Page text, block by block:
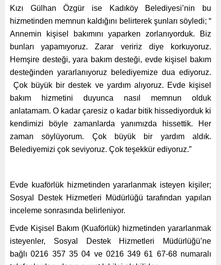
Kızı Gülhan Özgür ise Kadıköy Belediyesi’nin bu
hizmetinden memnun kaldığını belirterek şunları söyledi; “
Annemin kişisel bakımını yaparken zorlanıyorduk. Biz
bunları yapamıyoruz. Zarar veririz diye korkuyoruz.
Hemşire desteği, yara bakım desteği, evde kişisel bakım
desteğinden yararlanıyoruz belediyemize dua ediyoruz.
Çok büyük bir destek ve yardım alıyoruz. Evde kişisel
bakım hizmetini duyunca nasıl memnun olduk
anlatamam. O kadar çaresiz o kadar bitik hissediyorduk ki
kendimizi böyle zamanlarda yanımızda hissettik. Her
zaman söylüyorum. Çok büyük bir yardım aldık.
Belediyemizi çok seviyoruz. Çok teşekkür ediyoruz.”
Evde kuaförlük hizmetinden yararlanmak isteyen kişiler;
Sosyal Destek Hizmetleri Müdürlüğü tarafından yapılan
inceleme sonrasında belirleniyor.
Evde Kişisel Bakım (Kuaförlük) hizmetinden yararlanmak
isteyenler, Sosyal Destek Hizmetleri Müdürlüğü’ne
bağlı 0216 357 35 04 ve 0216 349 61 67-68 numaralı